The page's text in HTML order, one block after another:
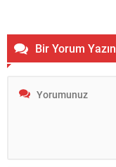
Bir Yorum Yazın